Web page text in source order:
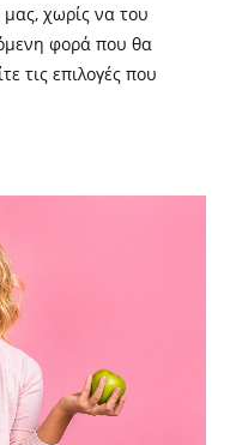
χωρίς να του
φορά που θα
τις επιλογές που